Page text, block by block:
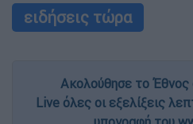
ειδήσεις τώρα
Ακολούθησε το Έθνος
Live όλες οι εξελίξεις